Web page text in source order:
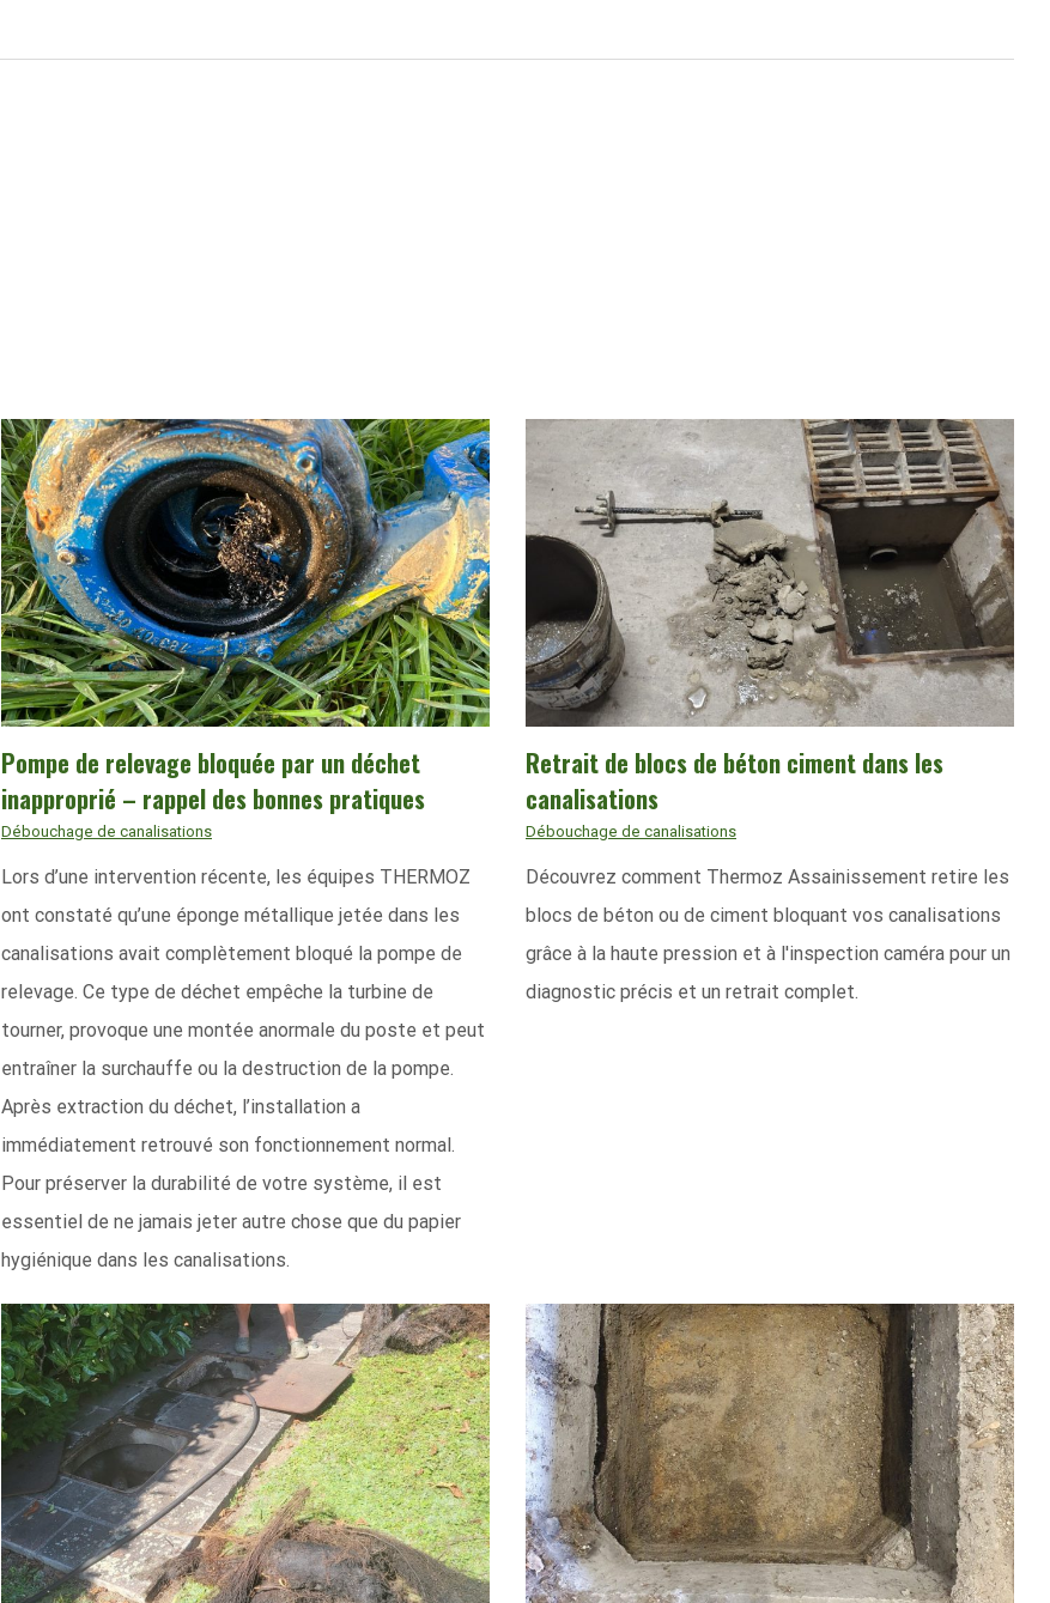
Pompe de relevage bloquée par un déchet
inapproprié – rappel des bonnes pratiques
Débouchage de canalisations
Lors d’une intervention récente, les équipes THERMOZ
ont constaté qu’une éponge métallique jetée dans les
canalisations avait complètement bloqué la pompe de
relevage. Ce type de déchet empêche la turbine de
tourner, provoque une montée anormale du poste et peut
entraîner la surchauffe ou la destruction de la pompe.
Après extraction du déchet, l’installation a
immédiatement retrouvé son fonctionnement normal.
Pour préserver la durabilité de votre système, il est
essentiel de ne jamais jeter autre chose que du papier
hygiénique dans les canalisations.
Retrait de blocs de béton ciment dans les
canalisations
Débouchage de canalisations
Découvrez comment Thermoz Assainissement retire les
blocs de béton ou de ciment bloquant vos canalisations
grâce à la haute pression et à l'inspection caméra pour un
diagnostic précis et un retrait complet.